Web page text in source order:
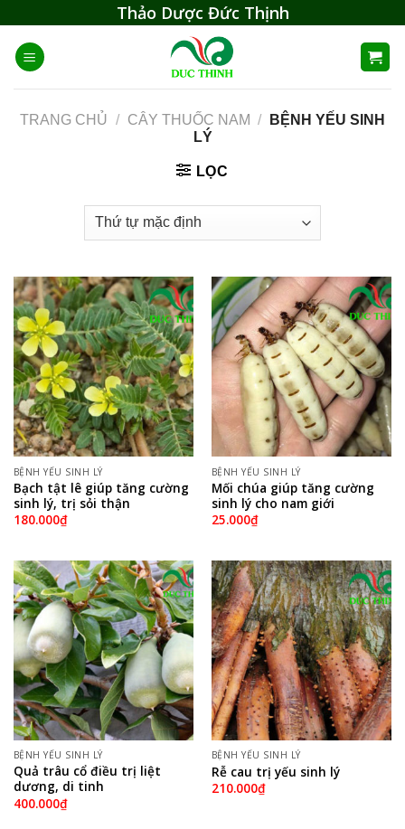
content
Thảo Dược Đức Thịnh
TRANG CHỦ / CÂY THUỐC NAM /
BỆNH YẾU SINH
LÝ
LỌC
BỆNH YẾU SINH LÝ
Bạch tật lê giúp tăng cường
sinh lý, trị sỏi thận
180.000₫
BỆNH YẾU SINH LÝ
Mối chúa giúp tăng cường
sinh lý cho nam giới
25.000₫
BỆNH YẾU SINH LÝ
Quả trâu cổ điều trị liệt
dương, di tinh
400.000₫
BỆNH YẾU SINH LÝ
Rễ cau trị yếu sinh lý
210.000₫